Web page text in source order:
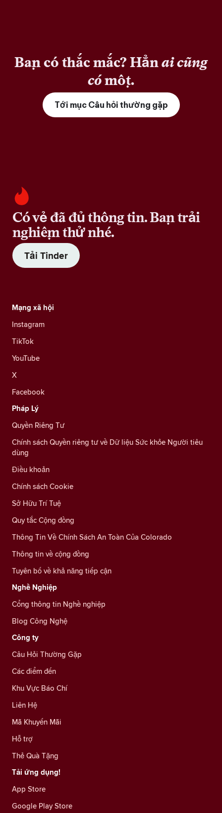
Bạn có thắc mắc? Hẳnai cũng
cómột.
Tới mục Câu hỏi thường gặp
Có vẻ đã đủ thông tin. Bạn trải
nghiệm thử nhé.
Tải Tinder
Mạng xã hội
Instagram
TikTok
YouTube
X
Facebook
Pháp Lý
Quyền Riêng Tư
Chính sách Quyền riêng tư về Dữ liệu Sức khỏe Người tiêu
dùng
Điều khoản
Chính sách Cookie
Sở Hữu Trí Tuệ
Quy tắc Cộng đồng
Thông Tin Về Chính Sách An Toàn Của Colorado
Thông tin về cộng đồng
Tuyên bố về khả năng tiếp cận
Nghề Nghiệp
Cổng thông tin Nghề nghiệp
Blog Công Nghệ
Công ty
Câu Hỏi Thường Gặp
Các điểm đến
Khu Vực Báo Chí
Liên Hệ
Mã Khuyến Mãi
Hỗ trợ
Thẻ Quà Tặng
Tải ứng dụng!
App Store
Google Play Store